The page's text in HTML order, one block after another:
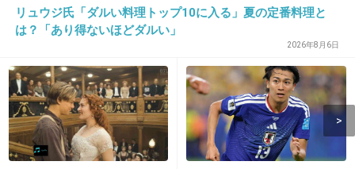
13. 匿名2013/05/18(土) 16:39:02
バイトしてました。親からはプレゼントどころかおめでと
+10 -2
14. 匿名2013/05/18(土) 16:45:27
リュウジ氏「ダルい料理トップ10に入る」夏の定番料理と
は？「あり得ないほどダルい」
2026年8月6日